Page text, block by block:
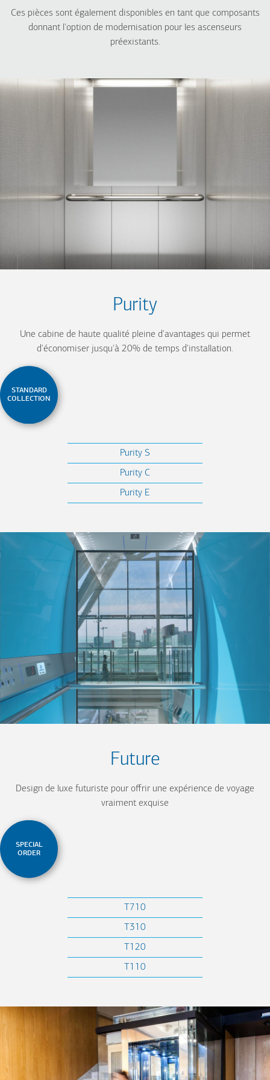
L310
Cabine Freight
Ces pièces sont également disponibles en tant que composants
donnant l'option de modernisation pour les ascenseurs
préexistants.
Purity
Une cabine de haute qualité pleine d'avantages qui permet
d'économiser jusqu'à 20% de temps d'installation.
STANDARD
COLLECTION
Purity S
Purity C
Purity E
Future
Design de luxe futuriste pour offrir une expérience de voyage
vraiment exquise
SPECIAL
ORDER
T710
T310
T120
T110